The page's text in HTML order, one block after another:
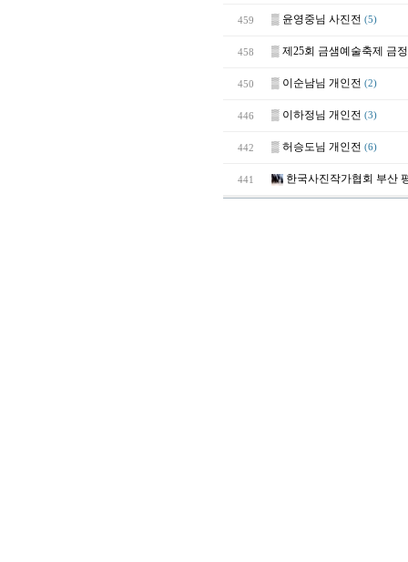
459 ▒ 윤영중님 사진전 (5)
458 ▒ 제25회 금샘예술축제 금
450 ▒ 이순남님 개인전 (2)
446 ▒ 이하정님 개인전 (3)
442 ▒ 허승도님 개인전 (6)
441 한국사진작가협회 부산